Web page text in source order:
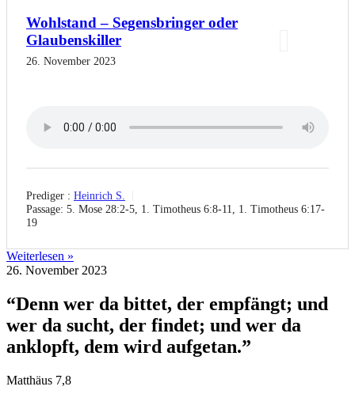
Wohlstand – Segensbringer oder
Glaubenskiller
26. November 2023
Prediger : Heinrich S.
Passage: 5. Mose 28:2-5, 1. Timotheus 6:8-11, 1. Timotheus 6:17-
19
Weiterlesen »
26. November 2023
“Denn wer da bittet, der empfängt; und
wer da sucht, der findet; und wer da
anklopft, dem wird aufgetan.”
Matthäus 7,8